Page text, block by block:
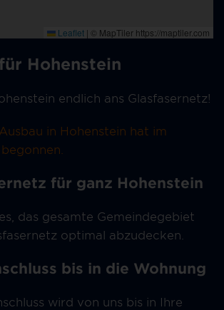
Hohenstein
endlich ans Glasfasernetz!
Ausbau in Hohenstein hat im
egonnen
für ganz Hohenstein
das gesamte Gemeindegebiet
optimal abzudecken.
bis in die Wohnung
wird von uns bis in Ihre